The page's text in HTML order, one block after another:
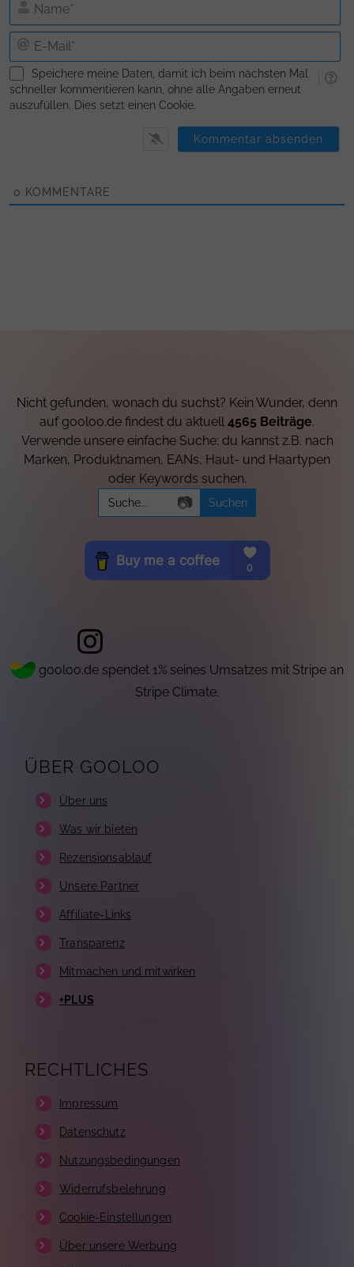
E-
Speichere meine Daten, damit ich beim nächsten Mal
schneller kommentieren kann, ohne alle Angaben erneut
auszufüllen. Dies setzt einen Cookie.
0 KOMMENTARE
Nicht gefunden, wonach du suchst? Kein Wunder, denn
auf gooloo.de findest du aktuell 4565 Beiträge.
Verwende unsere einfache Suche: du kannst z.B. nach
Marken, Produktnamen, EANs, Haut- und Haartypen
oder Keywords suchen.
Search
for:
📷
gooloo.de spendet 1% seines Umsatzes mit Stripe an
Stripe Climate.
ÜBER GOOLOO
Über uns
Was wir bieten
Rezensionsablauf
Unsere Partner
Affiliate-Links
Transparenz
Mitmachen und mitwirken
+PLUS
RECHTLICHES
Impressum
Datenschutz
Nutzungsbedingungen
Widerrufsbelehrung
Cookie-Einstellungen
Über unsere Werbung